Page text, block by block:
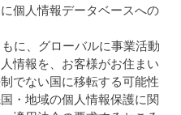
個人情報データベースへの
に、グローバルに事業活動
情報を、お客様がお住まい
でない国に移転する可能性
・地域の個人情報保護に関